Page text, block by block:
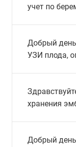
учет по
Добрый
УЗИ плода,
хранения
Добрый